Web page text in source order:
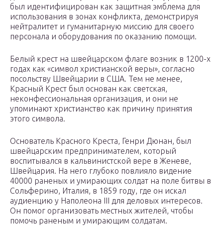
был идентифицирован как защитная эмблема для
использования в зонах конфликта, демонстрируя
нейтралитет и гуманитарную миссию для своего
персонала и оборудования по оказанию помощи.
Белый крест на швейцарском флаге возник в 1200-х
годах как «символ христианской веры», согласно
посольству Швейцарии в США. Тем не менее,
Красный Крест был основан как светская,
неконфессиональная организация, и они не
упоминают христианство как причину принятия
этого символа.
Основатель Красного Креста, Генри Дюнан, был
швейцарским предпринимателем, который
воспитывался в кальвинистской вере в Женеве,
Швейцария. На него глубоко повлияло видение
40000 раненых и умирающих солдат на поле битвы в
Сольферино, Италия, в 1859 году, где он искал
аудиенцию у Наполеона III для деловых интересов.
Он помог организовать местных жителей, чтобы
помочь раненым и умирающим солдатам.